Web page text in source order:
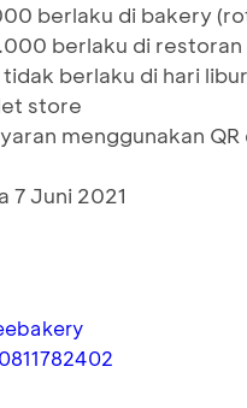
berlaku di bakery
berlaku di restoran
berlaku di hari
store
menggunakan
7 Juni 2021
0811782402